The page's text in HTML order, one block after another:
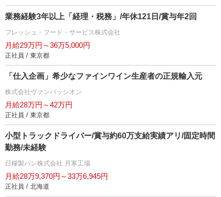
業務経験3年以上「経理・税務」/年休121日/賞与年2回
フレッシュ・フード・サービス株式会社
月給29万円～36万5,000円
正社員 / 東京都
「仕入企画」希少なファインワイン生産者の正規輸入元
株式会社ヴァンパッシオン
月給28万円～42万円
正社員 / 東京都
小型トラックドライバー/賞与約60万支給実績アリ/固定時間
勤務/未経験
日糧製パン株式会社 月寒工場
月給28万9,370円～33万6,945円
正社員 / 北海道